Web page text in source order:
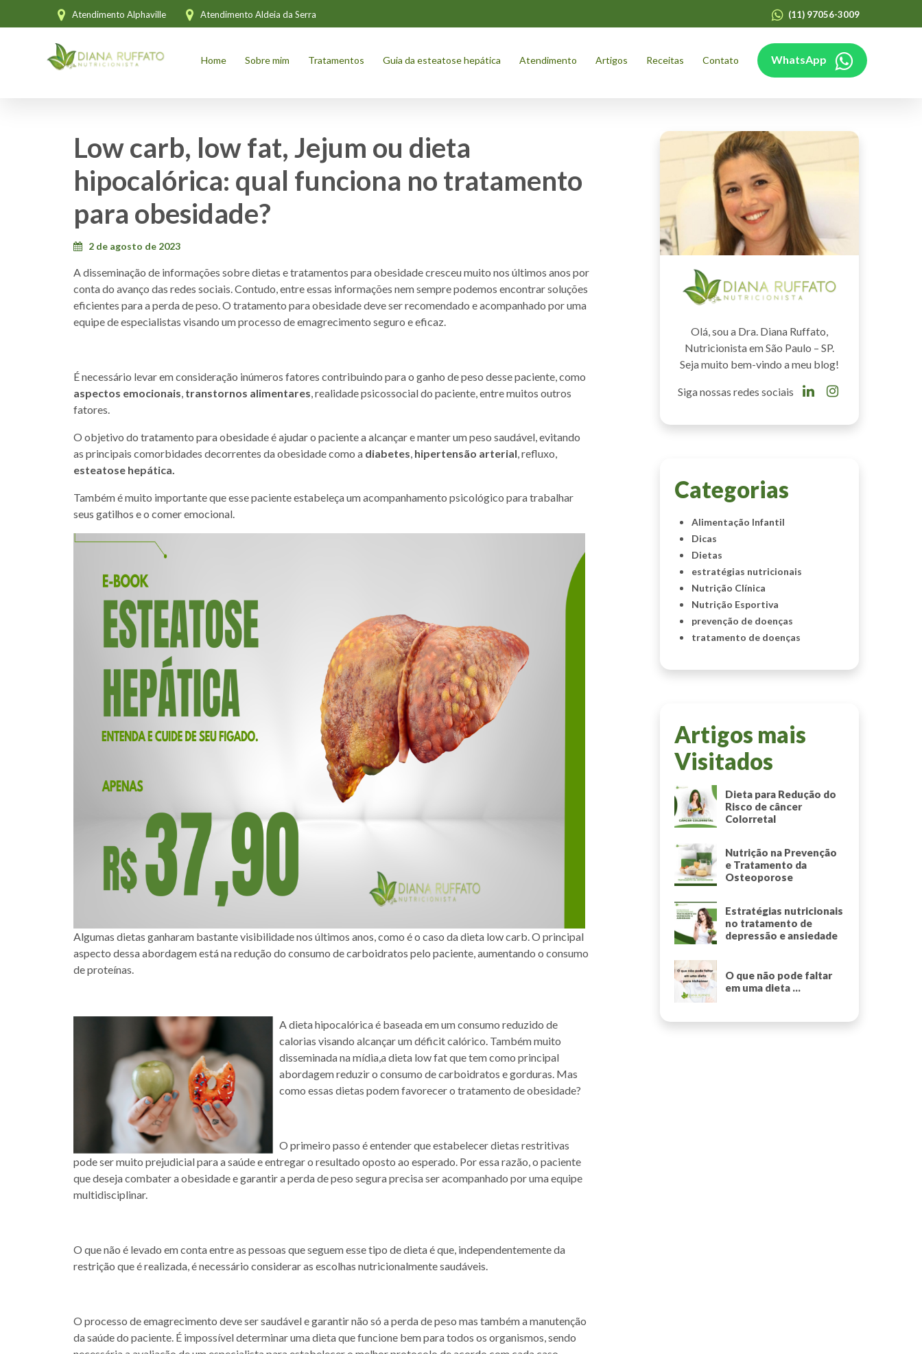
Atendimento Alphaville Atendimento Aldeia da Serra (11) 97056-3009
Home Sobre mim Tratamentos Guia da esteatose hepática Atendimento Artigos Receitas Contato WhatsApp
Low carb, low fat, Jejum ou dieta
hipocalórica: qual funciona no tratamento
para obesidade?
2 de agosto de 2023
A disseminação de informações sobre dietas e tratamentos para obesidade cresceu muito nos últimos anos por
conta do avanço das redes sociais. Contudo, entre essas informações nem sempre podemos encontrar soluções
eficientes para a perda de peso. O tratamento para obesidade deve ser recomendado e acompanhado por uma
equipe de especialistas visando um processo de emagrecimento seguro e eficaz.
É necessário levar em consideração inúmeros fatores contribuindo para o ganho de peso desse paciente, como
aspectos emocionais, transtornos alimentares, realidade psicossocial do paciente, entre muitos outros
fatores.
O objetivo do tratamento para obesidade é ajudar o paciente a alcançar e manter um peso saudável, evitando
as principais comorbidades decorrentes da obesidade como a diabetes, hipertensão arterial, refluxo,
esteatose hepática.
Também é muito importante que esse paciente estabeleça um acompanhamento psicológico para trabalhar
seus gatilhos e o comer emocional.
Algumas dietas ganharam bastante visibilidade nos últimos anos, como é o caso da dieta low carb. O principal
aspecto dessa abordagem está na redução do consumo de carboidratos pelo paciente, aumentando o consumo
de proteínas.
A dieta hipocalórica é baseada em um consumo reduzido de
calorias visando alcançar um déficit calórico. Também muito
disseminada na mídia,a dieta low fat que tem como principal
abordagem reduzir o consumo de carboidratos e gorduras. Mas
como essas dietas podem favorecer o tratamento de obesidade?
O primeiro passo é entender que estabelecer dietas restritivas
pode ser muito prejudicial para a saúde e entregar o resultado oposto ao esperado. Por essa razão, o paciente
que deseja combater a obesidade e garantir a perda de peso segura precisa ser acompanhado por uma equipe
multidisciplinar.
O que não é levado em conta entre as pessoas que seguem esse tipo de dieta é que, independentemente da
restrição que é realizada, é necessário considerar as escolhas nutricionalmente saudáveis.
O processo de emagrecimento deve ser saudável e garantir não só a perda de peso mas também a manutenção
da saúde do paciente. É impossível determinar uma dieta que funcione bem para todos os organismos, sendo
Olá, sou a Dra. Diana Ruffato,
Nutricionista em São Paulo – SP.
Seja muito bem-vindo a meu blog!
Siga nossas redes sociais
Categorias
Alimentação Infantil
Dicas
Dietas
estratégias nutricionais
Nutrição Clínica
Nutrição Esportiva
prevenção de doenças
tratamento de doenças
Artigos mais
Visitados
Dieta para Redução do
Risco de câncer
Colorretal
Nutrição na Prevenção
e Tratamento da
Osteoporose
Estratégias nutricionais
no tratamento de
depressão e ansiedade
O que não pode faltar
em uma dieta ...